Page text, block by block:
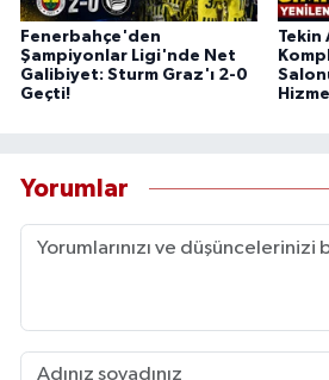
Fenerbahçe'den
Şampiyonlar Ligi'nde Net
Galibiyet: Sturm Graz'ı 2-0
Geçti!
Tekin
Yorumlar